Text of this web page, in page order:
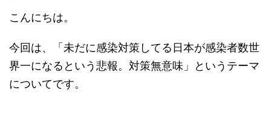
こんにちは。
今回は、「未だに感染対策してる日本が感染者数世
界一になるという悲報。対策無意味」というテーマ
についてです。